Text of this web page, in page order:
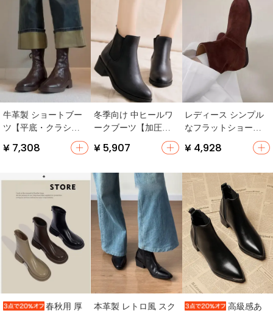
牛革製 ショートブー
ツ【平底・クラシッ
クデザイン・ブラウ
ン】
¥ 7,308
冬季向け 中ヒールワ
ークブーツ【加圧ボ
ア・チェルシーブー
ツ・黒革・ショート
ル】
¥ 5,907
レディース シンプル
なフラットショート
ブーツ【本革・スエ
ード・後ろファスナ
ツ】
¥ 4,928
春秋用 厚
本革製 レトロ風 スク
高級感あ